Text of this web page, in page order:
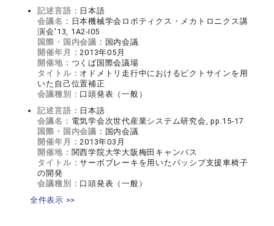
記述言語： 日本語
会議名： 日本機械学会ロボティクス・メカトロニクス講
演会'13, 1A2-I05
国際・国内会議： 国内会議
開催年月：2013年05月
開催地： つくば国際会議場
タイトル： オドメトリ走行中におけるピクトサインを用
いた自己位置補正
会議種別： 口頭発表（一般）
記述言語： 日本語
会議名： 電気学会次世代産業システム研究会, pp.15-17
国際・国内会議： 国内会議
開催年月：2013年03月
開催地： 関西学院大学大阪梅田キャンパス
タイトル：サーボブレーキを用いたパッシブ支援車椅子
の開発
会議種別： 口頭発表（一般）
全件表示 >>